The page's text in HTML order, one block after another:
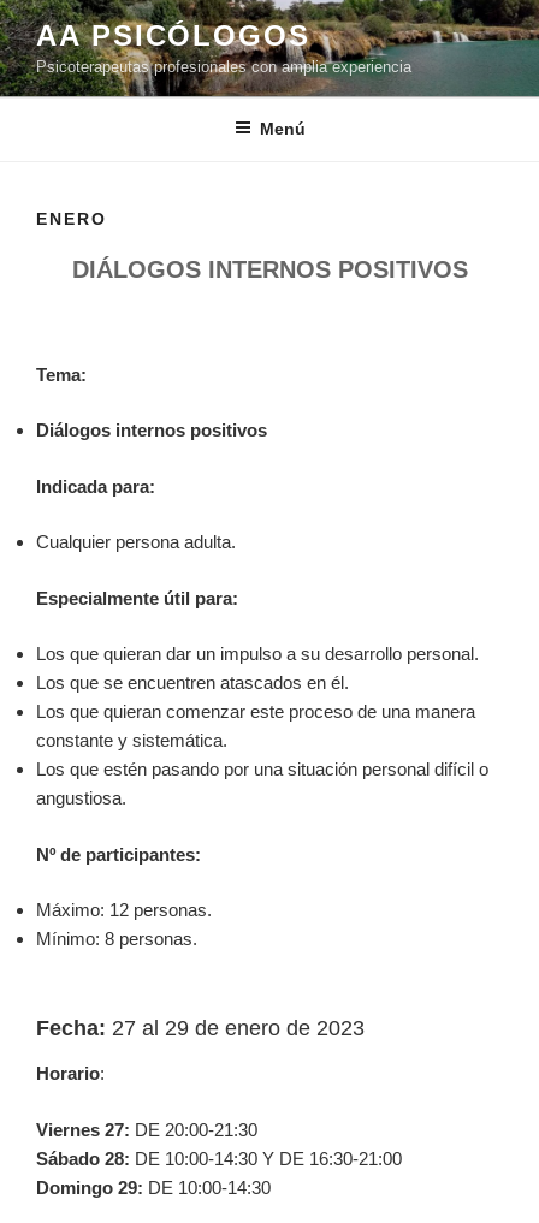
Saltar
al
contenido
AA PSICÓLOGOS
Psicoterapeutas profesionales con amplia experiencia
Menú
ENERO
DIÁLOGOS INTERNOS POSITIVOS
Tema:
Diálogos internos positivos
Indicada para:
Cualquier persona adulta.
Especialmente útil para:
Los que quieran dar un impulso a su desarrollo personal.
Los que se encuentren atascados en él.
Los que quieran comenzar este proceso de una manera
constante y sistemática.
Los que estén pasando por una situación personal difícil o
angustiosa.
Nº de participantes:
Máximo: 12 personas.
Mínimo: 8 personas.
Fecha: 27 al 29 de enero de 2023
Horario:
Viernes 27: DE 20:00-21:30
Sábado 28: DE 10:00-14:30 Y DE 16:30-21:00
Domingo 29: DE 10:00-14:30